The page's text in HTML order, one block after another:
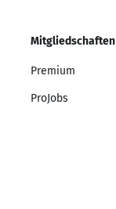
Mitgliedschaften
Premium
ProJobs